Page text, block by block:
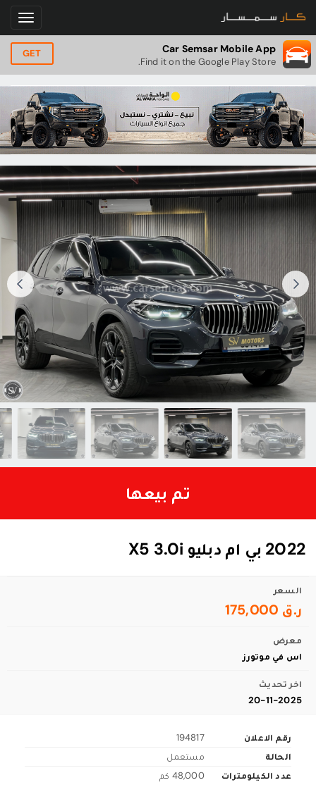
Car Semsar Mobile App
Find it on the Google Play Store.
GET
تم بيعها
2022 بي ام دبليو X5 3.0i
السعر
ر.ق 175,000
معرض
اس في موتورز
اخر تحديث
20-11-2025
رقم الاعلان
194817
الحالة
مستعمل
عدد الكيلومترات
48,000 كم